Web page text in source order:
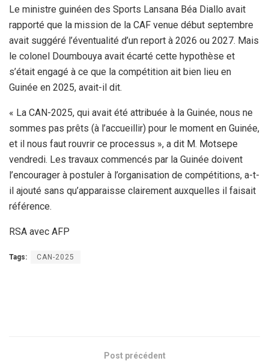
Le ministre guinéen des Sports Lansana Béa Diallo avait
rapporté que la mission de la CAF venue début septembre
avait suggéré l’éventualité d’un report à 2026 ou 2027. Mais
le colonel Doumbouya avait écarté cette hypothèse et
s’était engagé à ce que la compétition ait bien lieu en
Guinée en 2025, avait-il dit.
« La CAN-2025, qui avait été attribuée à la Guinée, nous ne
sommes pas prêts (à l’accueillir) pour le moment en Guinée,
et il nous faut rouvrir ce processus », a dit M. Motsepe
vendredi. Les travaux commencés par la Guinée doivent
l’encourager à postuler à l’organisation de compétitions, a-t-
il ajouté sans qu’apparaisse clairement auxquelles il faisait
référence.
RSA avec AFP
Tags: CAN-2025
Post précédent